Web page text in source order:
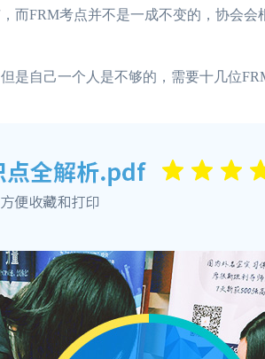
而FRM考点并不是一成不变的，协会会
是自己一个人是不够的，需要十几位